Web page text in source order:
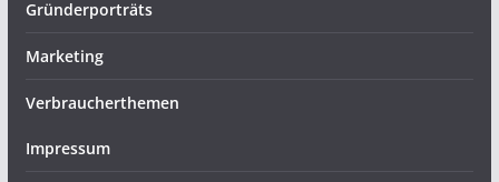
Gründerporträts
Marketing
Verbraucherthemen
Impressum